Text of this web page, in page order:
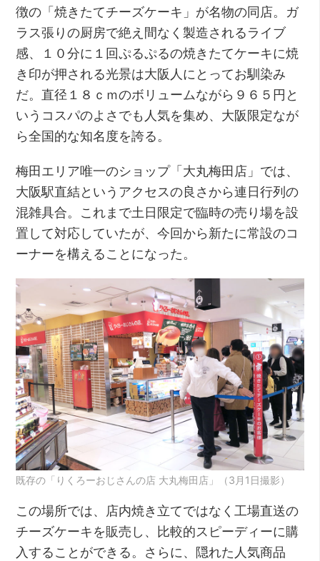
徴の「焼きたてチーズケーキ」が名物の同店。ガ
ラス張りの厨房で絶え間なく製造されるライブ
感、１０分に１回ぷるぷるの焼きたてケーキに焼
き印が押される光景は大阪人にとってお馴染み
だ。直径１８ｃｍのボリュームながら９６５円と
いうコスパのよさでも人気を集め、大阪限定なが
ら全国的な知名度を誇る。
梅田エリア唯一のショップ「大丸梅田店」では、
大阪駅直結というアクセスの良さから連日行列の
混雑具合。これまで土日限定で臨時の売り場を設
置して対応していたが、今回から新たに常設のコ
ーナーを構えることになった。
既存の「りくろーおじさんの店 大丸梅田店」（3月1日撮影）
この場所では、店内焼き立てではなく工場直送の
チーズケーキを販売し、比較的スピーディーに購
入することができる。さらに、隠れた人気商品